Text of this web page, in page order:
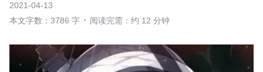
2021-04-13
本文字数：3786 字
阅读完需：约 12 分钟